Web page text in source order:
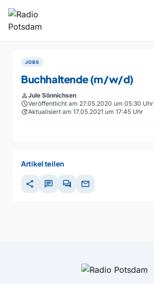
JOBS
Buchhaltende (m/w/d)
personJule Sönnichsen
scheduleVeröffentlicht am 27.05.2020 um 05:30 Uhr
updateAktualisiert am 17.05.2021 um 17:45 Uhr
Artikel teilen
share chat forum mail